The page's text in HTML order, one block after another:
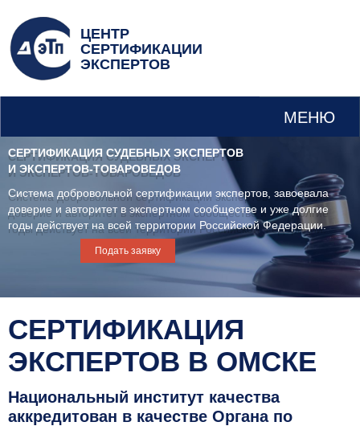
ЦЕНТР
СЕРТИФИКАЦИИ
ЭКСПЕРТОВ
МЕНЮ
СЕРТИФИКАЦИЯ СУДЕБНЫХ ЭКСПЕРТОВ
И ЭКСПЕРТОВ-ТОВАРОВЕДОВ
Система добровольной сертификации экспертов, завоевала
доверие и авторитет в экспертном сообществе и уже долгие
годы действует на всей территории Российской Федерации.
Подать заявку
СЕРТИФИКАЦИЯ
ЭКСПЕРТОВ В ОМСКЕ
Национальный институт качества
аккредитован в качестве Органа по